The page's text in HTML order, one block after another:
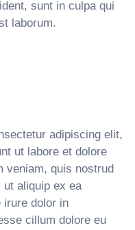
sunt in culpa qui
laborum.
adipiscing elit,
ut labore et dolore
veniam, quis nostrud
aliquip ex ea
irure dolor in
cillum dolore eu